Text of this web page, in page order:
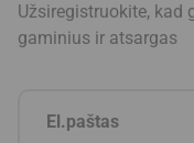
Užsiregistruokite,
gaminius ir atsargas